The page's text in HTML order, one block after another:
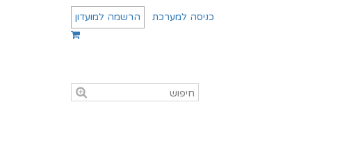
כניסה למערכת הרשמה למועדון